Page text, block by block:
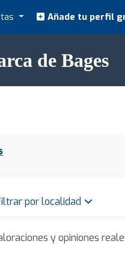
Añade tu perfil
de Bages
por localidad
y opiniones